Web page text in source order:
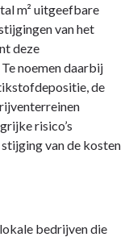
m² uitgeefbare
van het
deze
noemen daarbij
de
risico’s
van de kosten
bedrijven die